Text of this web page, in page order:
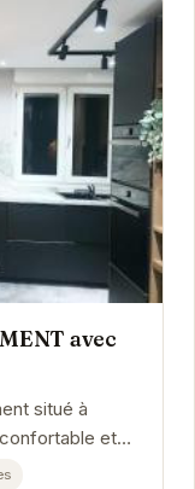
avec
situé à
et
est...